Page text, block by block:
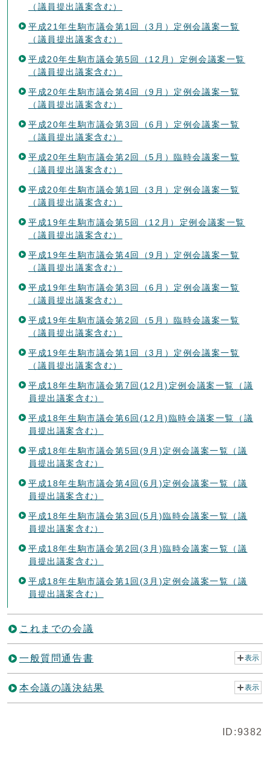
（議員提出議案含む）
平成21年生駒市議会第1回（3月）定例会議案一覧
（議員提出議案含む）
平成20年生駒市議会第5回（12月）定例会議案一覧
（議員提出議案含む）
平成20年生駒市議会第4回（9月）定例会議案一覧
（議員提出議案含む）
平成20年生駒市議会第3回（6月）定例会議案一覧
（議員提出議案含む）
平成20年生駒市議会第2回（5月）臨時会議案一覧
（議員提出議案含む）
平成20年生駒市議会第1回（3月）定例会議案一覧
（議員提出議案含む）
平成19年生駒市議会第5回（12月）定例会議案一覧
（議員提出議案含む）
平成19年生駒市議会第4回（9月）定例会議案一覧
（議員提出議案含む）
平成19年生駒市議会第3回（6月）定例会議案一覧
（議員提出議案含む）
平成19年生駒市議会第2回（5月）臨時会議案一覧
（議員提出議案含む）
平成19年生駒市議会第1回（3月）定例会議案一覧
（議員提出議案含む）
平成18年生駒市議会第7回(12月)定例会議案一覧（議
員提出議案含む）
平成18年生駒市議会第6回(12月)臨時会議案一覧（議
員提出議案含む）
平成18年生駒市議会第5回(9月)定例会議案一覧（議
員提出議案含む）
平成18年生駒市議会第4回(6月)定例会議案一覧（議
員提出議案含む）
平成18年生駒市議会第3回(5月)臨時会議案一覧（議
員提出議案含む）
平成18年生駒市議会第2回(3月)臨時会議案一覧（議
員提出議案含む）
平成18年生駒市議会第1回(3月)定例会議案一覧（議
員提出議案含む）
これまでの会議
一般質問通告書 表示
本会議の議決結果 表示
ID:9382